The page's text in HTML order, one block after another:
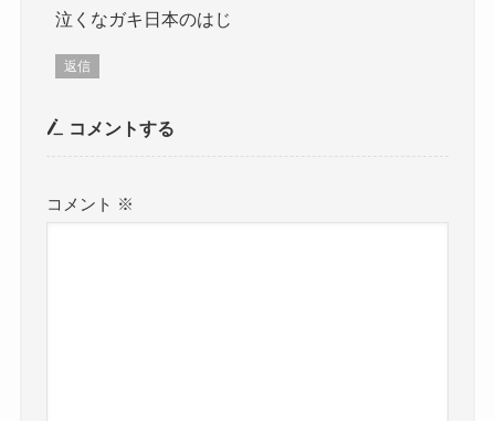
泣くなガキ日本のはじ
返信
コメントする
コメント ※